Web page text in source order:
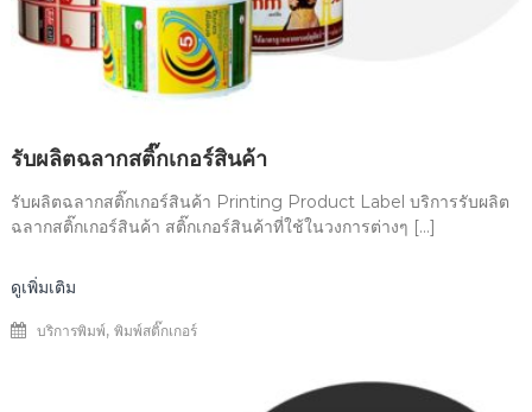
รับผลิตฉลากสติ๊กเกอร์สินค้า
รับผลิตฉลากสติ๊กเกอร์สินค้า Printing Product Label บริการรับผลิต
ฉลากสติ๊กเกอร์สินค้า สติ๊กเกอร์สินค้าที่ใช้ในวงการต่างๆ […]
ดูเพิ่มเติม
บริการพิมพ์, พิมพ์สติ๊กเกอร์